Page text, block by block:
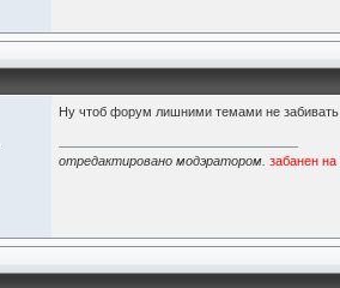
Ну чтоб форум лишними темами не забивать
отредактировано модэратором. забанен